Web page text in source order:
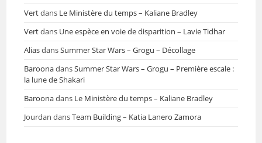
Vertdans Le Ministère du temps – Kaliane Bradley
Vertdans Une espèce en voie de disparition – Lavie Tidhar
AliasdansSummer Star Wars – Grogu – Décollage
BaroonadansSummer Star Wars – Grogu – Première escale :
la lune de Shakari
Baroonadans Le Ministère du temps – Kaliane Bradley
Jourdan dansTeam Building – Katia Lanero Zamora